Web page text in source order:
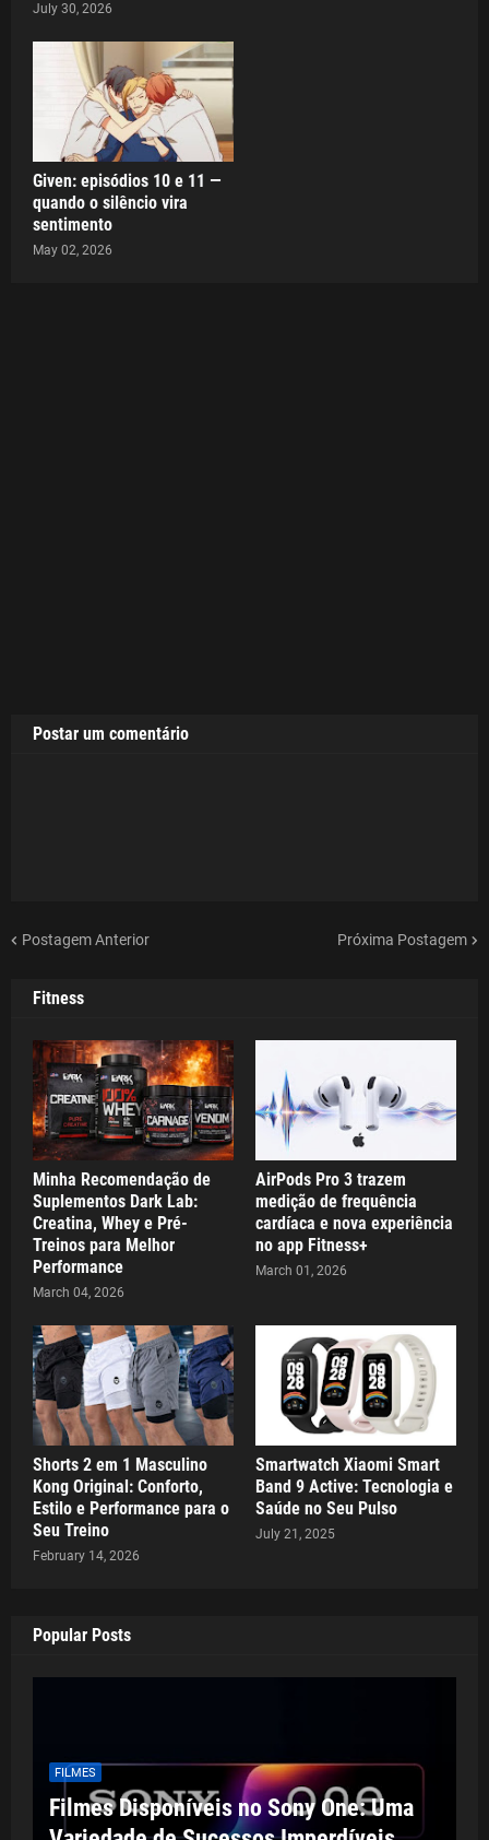
July 30, 2026
Given: episódios 10 e 11 —
quando o silêncio vira
sentimento
May 02, 2026
Postar um comentário
Postagem Anterior Próxima Postagem
Fitness
Minha Recomendação de
Suplementos Dark Lab:
Creatina, Whey e Pré-
Treinos para Melhor
Performance
March 04, 2026
AirPods Pro 3 trazem
medição de frequência
cardíaca e nova experiência
no app Fitness+
March 01, 2026
Shorts 2 em 1 Masculino
Kong Original: Conforto,
Estilo e Performance para o
Seu Treino
February 14, 2026
Smartwatch Xiaomi Smart
Band 9 Active: Tecnologia e
Saúde no Seu Pulso
July 21, 2025
Popular Posts
FILMES
Filmes Disponíveis no Sony One: Uma